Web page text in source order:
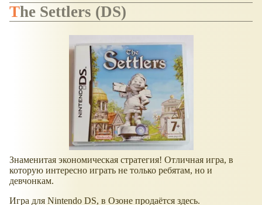
The Settlers (DS)
Знаменитая экономическая стратегия! Отличная игра, в
которую интересно играть не только ребятам, но и
девчонкам.
Игра для Nintendo DS, в Озоне продаётся здесь.